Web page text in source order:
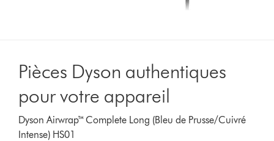
Pièces Dyson authentiques
pour votre appareil
Dyson Airwrap™ Complete Long (Bleu de Prusse/Cuivré
Intense) HS01